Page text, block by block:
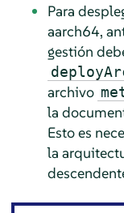
Para
aarch64,
gestión
archivo
la
Esto es
la